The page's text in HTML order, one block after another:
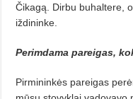
Čikagą. Dirbu buhaltere,
iždininke.
Perimdama pareigas,
Pirmininkės pareigas